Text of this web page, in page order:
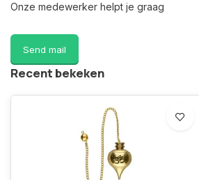
Onze medewerker helpt je graag
Send mail
Recent bekeken